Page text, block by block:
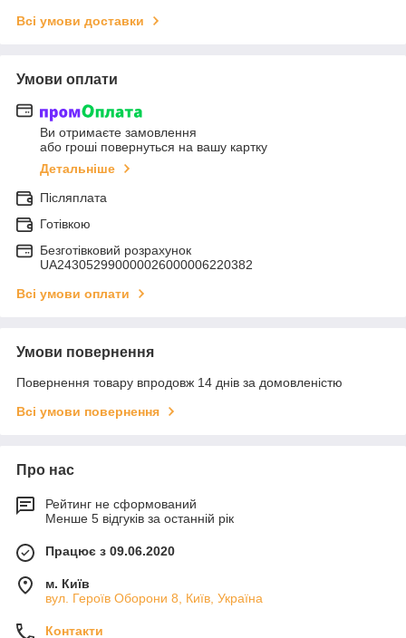
Всі умови доставки
Умови оплати
Ви отримаєте замовлення
або гроші повернуться на вашу картку
Детальніше
Післяплата
Готівкою
Безготівковий розрахунок
UA243052990000026000006220382
Всі умови оплати
Умови повернення
Повернення товару впродовж 14 днів за домовленістю
Всі умови повернення
Про нас
Рейтинг не сформований
Менше 5 відгуків за останній рік
Працює з 09.06.2020
м. Київ
вул. Героїв Оборони 8, Київ, Україна
Контакти